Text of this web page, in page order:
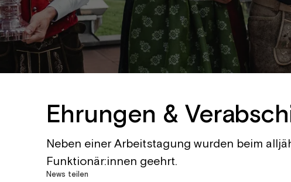
Ehrungen &
Neben einer Arbeitstagung wurden beim
Funktionär:innen geehrt.
News teilen